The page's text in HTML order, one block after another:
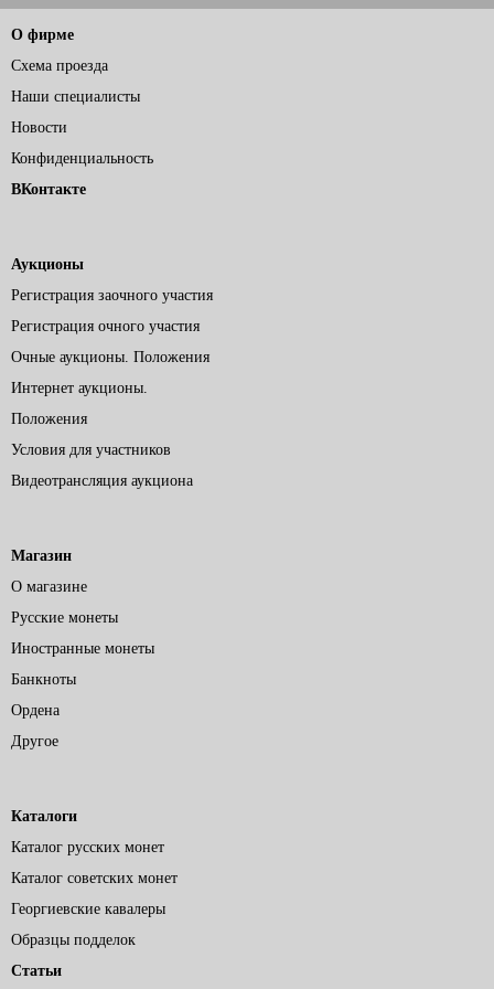
О фирме
Схема проезда
Наши специалисты
Новости
Конфиденциальность
ВКонтакте
Аукционы
Регистрация заочного участия
Регистрация очного участия
Очные аукционы. Положения
Интернет аукционы.
Положения
Условия для участников
Видеотрансляция аукциона
Магазин
О магазине
Русские монеты
Иностранные монеты
Банкноты
Ордена
Другое
Каталоги
Каталог русских монет
Каталог советских монет
Георгиевские кавалеры
Образцы подделок
Статьи